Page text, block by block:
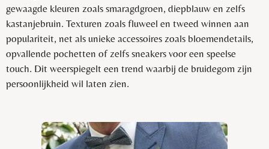
gewaagde kleuren zoals smaragdgroen, diepblauw en zelfs
kastanjebruin. Texturen zoals fluweel en tweed winnen aan
populariteit, net als unieke accessoires zoals bloemendetails,
opvallende pochetten of zelfs sneakers voor een speelse
touch. Dit weerspiegelt een trend waarbij de bruidegom zijn
persoonlijkheid wil laten zien.